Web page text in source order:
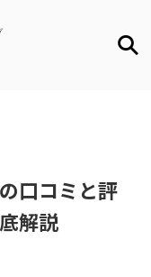
口コミと評
解説